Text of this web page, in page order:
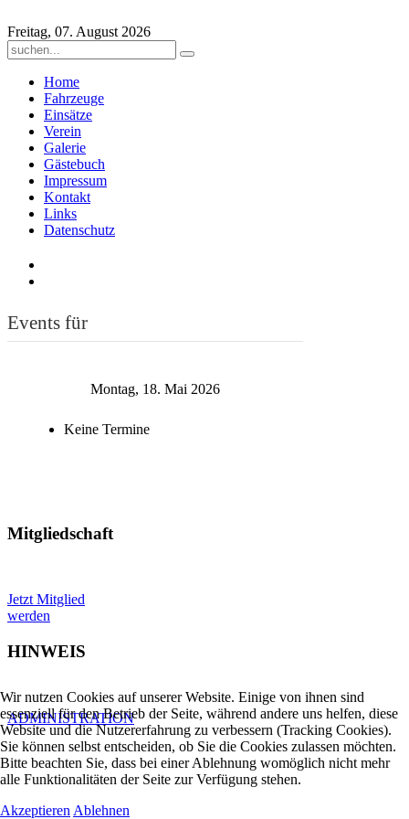
Freitag, 07. August 2026
Home
Fahrzeuge
Einsätze
Verein
Galerie
Gästebuch
Impressum
Kontakt
Links
Datenschutz
Events für
Montag, 18. Mai 2026
Keine Termine
Mitgliedschaft
Jetzt Mitglied
werden
HINWEIS
ADMINISTRATION
Wir nutzen Cookies auf unserer Website. Einige von ihnen sind
essenziell für den Betrieb der Seite, während andere uns helfen, diese
Website und die Nutzererfahrung zu verbessern (Tracking Cookies).
Sie können selbst entscheiden, ob Sie die Cookies zulassen möchten.
Bitte beachten Sie, dass bei einer Ablehnung womöglich nicht mehr
alle Funktionalitäten der Seite zur Verfügung stehen.
Akzeptieren Ablehnen